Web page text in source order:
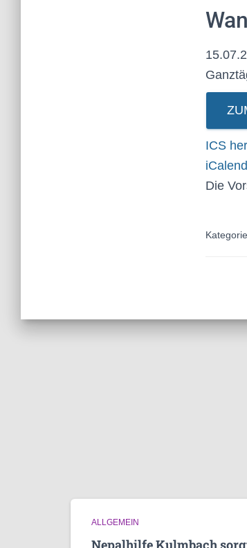
ICS
Die
ALLGEMEIN
Nepalhilfe Kulmbach